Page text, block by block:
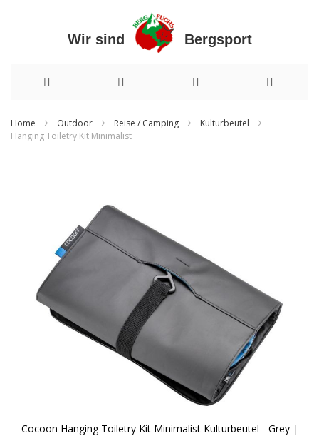
Wir sind Bergsport
zum
Home Outdoor Reise / Camping
Kulturbeutel
Hanging Toiletry Kit Minimalist
Cocoon Hanging Toiletry Kit Minimalist Kulturbeutel - Grey |